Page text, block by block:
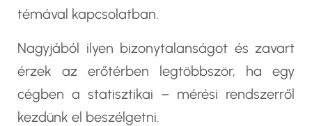
témával kapcsolatban.
Nagyjából ilyen bizonytalanságot és zavart
érzek az erőtérben legtöbbször, ha egy
cégben a statisztikai – mérési rendszerről
kezdünk el beszélgetni.